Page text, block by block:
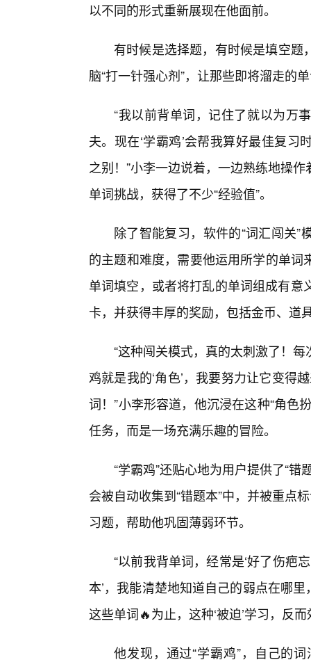
以不同的形式重新展现在他面前。
有时候是选择题，有时候是填空
脑“打一针强心剂”，让那些即将溜走的
“我以前背单词，记住了就以为万
夫。现在‘学霸鸡’会帮我算好最佳复
之别！”小李一边说着，一边熟练地操
单词挑战，获得了不少“经验值”。
除了智能复习，软件的“词汇闯关
的主题和难度，需要他运用所学的单
单词填空，或者将打乱的单词组成有
卡，并获得丰厚的奖励，包括金币、道
“这种闯关模式，真的太刺激了！
鸡就是我的‘角色’，我要努力让它变得
词！”小李形容道，他沉浸在这种“角色
任务，而是一场充满乐趣的冒险。
“学霸鸡”还贴心地为用户提供了“
会被自动收集到“错题本”中，并被重点
习题，帮助他巩固薄弱环节。
“以前我背单词，经常是‘好了伤疤
本’，我能清楚地知道自己的弱点在哪里
这些单词🔥为止，这种‘被迫’学习，反
他发现，通过“学霸鸡”，自己的